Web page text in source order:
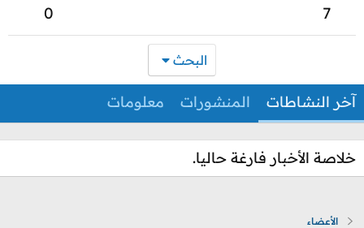
7
0
البحث
آخر النشاطات المنشورات معلومات
خلاصة الأخبار فارغة حاليا.
الأعضاء